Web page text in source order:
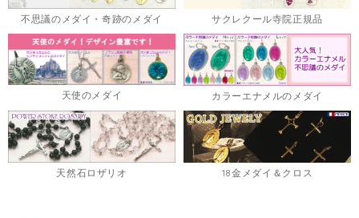
不思議のメダイ・奇跡のメダイ サクレクール寺院正規品
天使のメダイ カラーエナメルのメダイ
天然石ロザリオ 18金メダイ＆クロス